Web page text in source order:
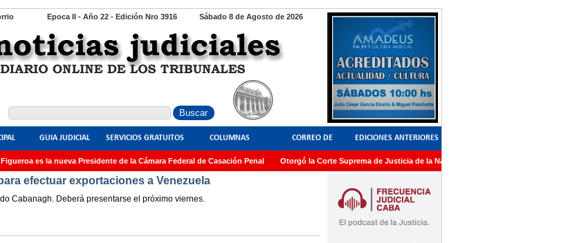
Sábado 8 de Agosto de 2026
Epoca II - Año 22 - Edición Nro 3916
GUIA JUDICIAL SERVICIOS GRATUITOS COLUMNAS CORREO DE
LECTORES
EDICIONES ANTERIORES
es la nueva Presidente de la Cámara Federal de Casación Penal Otorgó la Corte Suprema de Justicia de la Nación una medalla al Dr. Raul Zaffaroni
efectuar exportaciones a Venezuela
Cabanagh. Deberá presentarse el próximo viernes.